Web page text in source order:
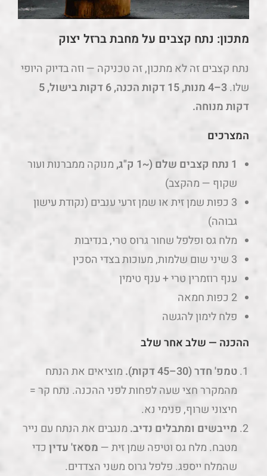
מתכון: נתח קצבים על מחבת ברזל יצוק
נתח קצבים זה לא מתכון, זה טכניקה — וזה בדיוק היופי
שלו.
3–4 מנות, 15 דקות הכנה, 6 דקות בישול, 5
דקות מנוחה.
המצרכים
1 נתח קצבים שלם (~1 ק"ג,
מנוקה ממברנות ועור
שקוף — מהקצב)
3 כפות שמן זית או שמן זרעי ענבים (נקודת עישון
גבוהה)
מלח גס ופלפל שחור גרוס טרי, בנדיבות
3 שיני שום שלמות, מעוכות בצדי הסכין
ענף רוזמרין טרי + ענף טימין
2 כפות חמאה
פלח לימון להגשה
ההכנה — שלב אחר שלב
טמפ' חדר (30–45 דקות).
מוציאים את הנתח
מהמקרר חצי שעה לפחות לפני ההכנה. נתח קר =
חיצוני שרוף, פנימי נא.
מייבשים ומתבלים נדיב. מנגבים את הנתח עם נייר
מטבח. מלח גס וטיפה שמן זית —מסאז' עדין כדי
שהמלח ייספג. פלפל גרוס משני הצדדים.